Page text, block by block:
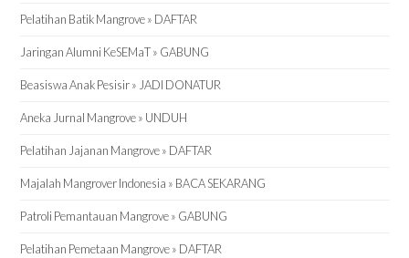
Pelatihan Batik Mangrove » DAFTAR
Jaringan Alumni KeSEMaT » GABUNG
Beasiswa Anak Pesisir » JADI DONATUR
Aneka Jurnal Mangrove » UNDUH
Pelatihan Jajanan Mangrove » DAFTAR
Majalah Mangrover Indonesia » BACA SEKARANG
Patroli Pemantauan Mangrove » GABUNG
Pelatihan Pemetaan Mangrove » DAFTAR